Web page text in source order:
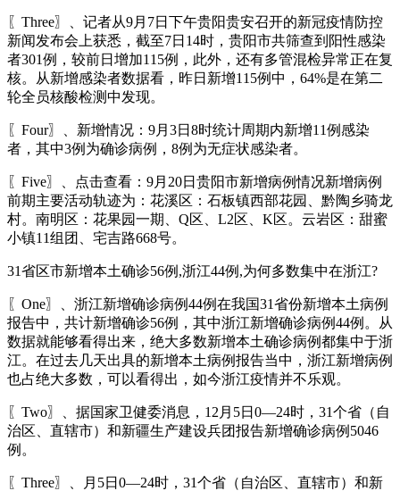
〖Three〗、记者从9月7日下午贵阳贵安召开的新冠疫情防控
新闻发布会上获悉，截至7日14时，贵阳市共筛查到阳性感染
者301例，较前日增加115例，此外，还有多管混检异常正在复
核。从新增感染者数据看，昨日新增115例中，64%是在第二
轮全员核酸检测中发现。
〖Four〗、新增情况：9月3日8时统计周期内新增11例感染
者，其中3例为确诊病例，8例为无症状感染者。
〖Five〗、点击查看：9月20日贵阳市新增病例情况新增病例
前期主要活动轨迹为：花溪区：石板镇西部花园、黔陶乡骑龙
村。南明区：花果园一期、Q区、L2区、K区。云岩区：甜蜜
小镇11组团、宅吉路668号。
31省区市新增本土确诊56例,浙江44例,为何多数集中在浙江?
〖One〗、浙江新增确诊病例44例在我国31省份新增本土病例
报告中，共计新增确诊56例，其中浙江新增确诊病例44例。从
数据就能够看得出来，绝大多数新增本土确诊病例都集中于浙
江。在过去几天出具的新增本土病例报告当中，浙江新增病例
也占绝大多数，可以看得出，如今浙江疫情并不乐观。
〖Two〗、据国家卫健委消息，12月5日0—24时，31个省（自
治区、直辖市）和新疆生产建设兵团报告新增确诊病例5046
例。
〖Three〗、月5日0—24时，31个省（自治区、直辖市）和新